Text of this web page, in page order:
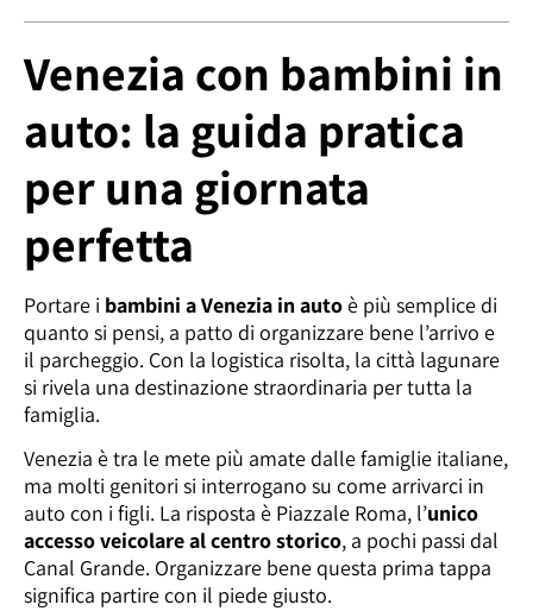
Venezia con bambini in
auto: la guida pratica
per una giornata
perfetta
Portare i bambini a Venezia in autoè più semplice di
quanto si pensi, a patto di organizzare bene l’arrivo e
il parcheggio. Con la logistica risolta, la città lagunare
si rivela una destinazione straordinaria per tutta la
famiglia.
Venezia è tra le mete più amate dalle famiglie italiane,
ma molti genitori si interrogano su come arrivarci in
auto con i figli. La risposta è Piazzale Roma, l’unico
accesso veicolare al centro storico, a pochi passi dal
Canal Grande. Organizzare bene questa prima tappa
significa partire con il piede giusto.